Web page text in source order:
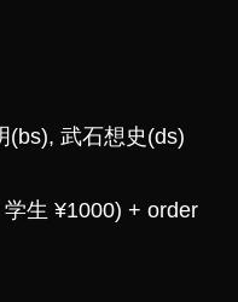
(bs), 武石想史(ds)
生 ¥1000) + order